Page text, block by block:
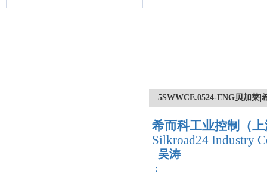
5SWWCE.0524-ENG贝加莱|
希而科工业控制（
Silkroad24 Industry
吴涛
：